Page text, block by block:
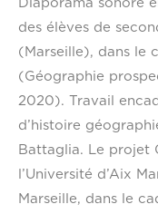
Diaporama sonore
des élèves de
(Marseille), dans le
(Géographie
2020). Travail
d’histoire
Battaglia. Le projet
l’Université d’Aix
Marseille, dans le